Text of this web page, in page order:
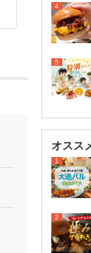
4
5
オスス
1
2